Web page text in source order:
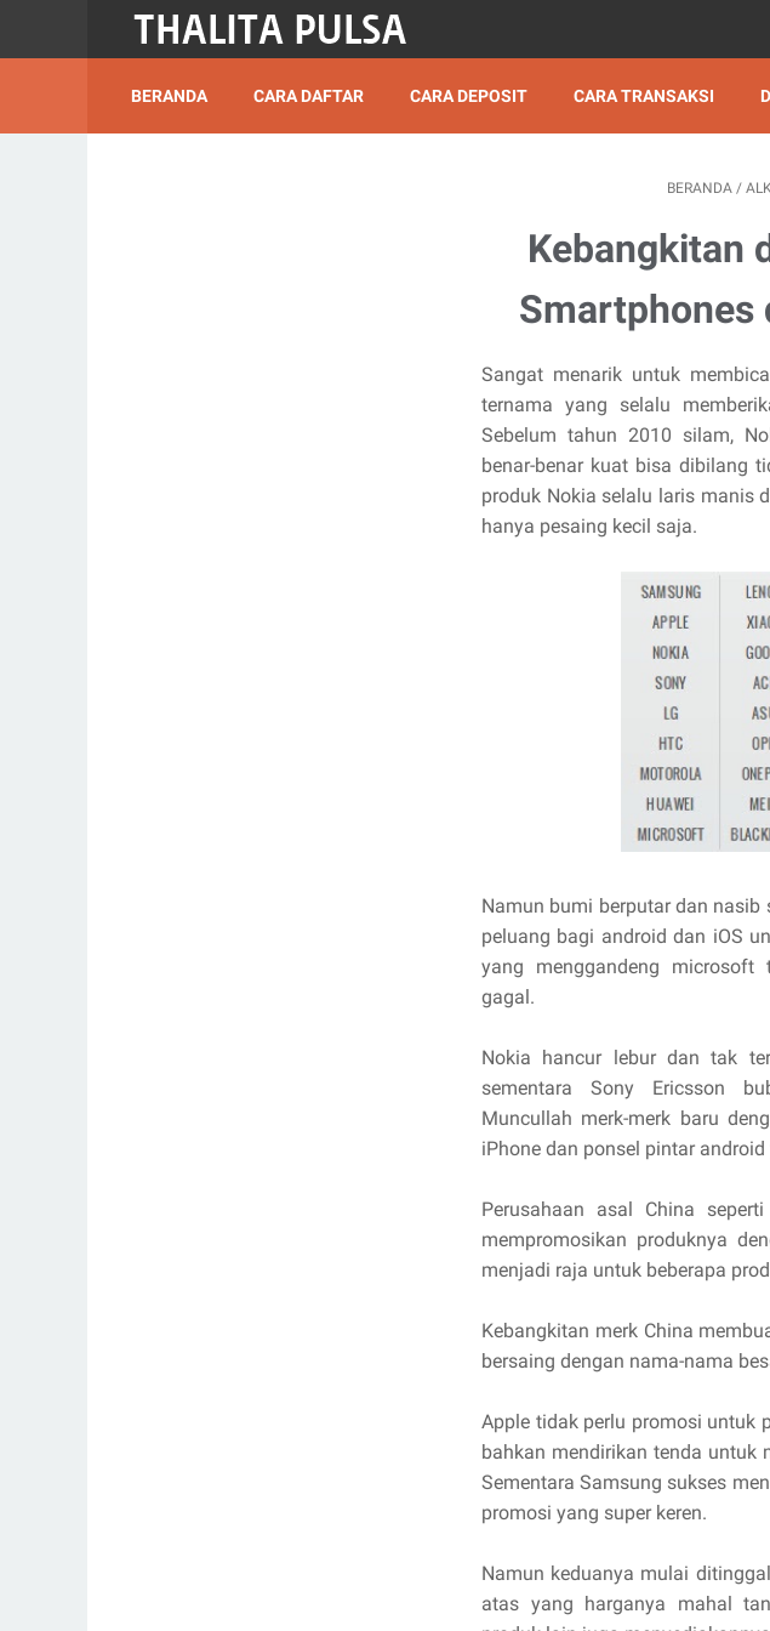
BERANDA CARA DAFTAR CARA DEPOSIT CARA TRANSAKSI
BERANDA /
Kebangkitan
Smartphones
Sangat menarik untuk
ternama yang selalu
Sebelum tahun 2010 silam,
benar-benar kuat bisa dibilang
produk Nokia selalu laris manis
hanya pesaing kecil saja.
Namun bumi berputar dan
peluang bagi android dan iOS
yang menggandeng
gagal.
Nokia hancur lebur dan tak
sementara Sony Ericsson
Muncullah merk-merk baru
iPhone dan ponsel pintar
Perusahaan asal China
mempromosikan produknya
menjadi raja untuk beberapa
Kebangkitan merk China
bersaing dengan nama-nama
Apple tidak perlu promosi untuk
bahkan mendirikan tenda untuk
Sementara Samsung sukses
promosi yang super keren.
Namun keduanya mulai
atas yang harganya mahal